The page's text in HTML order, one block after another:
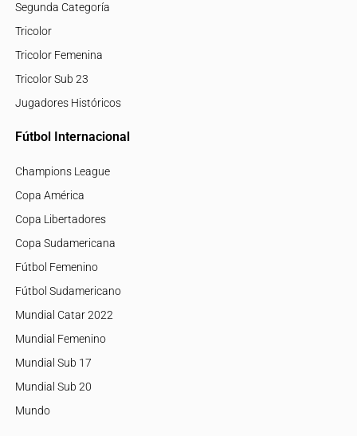
Segunda Categoría
Tricolor
Tricolor Femenina
Tricolor Sub 23
Jugadores Históricos
Fútbol Internacional
Champions League
Copa América
Copa Libertadores
Copa Sudamericana
Fútbol Femenino
Fútbol Sudamericano
Mundial Catar 2022
Mundial Femenino
Mundial Sub 17
Mundial Sub 20
Mundo